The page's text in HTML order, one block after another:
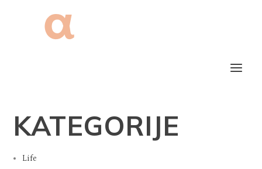
KATEGORIJE
Life